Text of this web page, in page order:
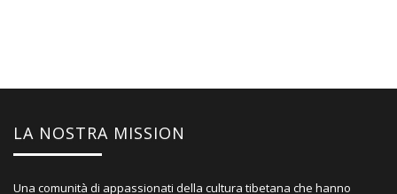
LA NOSTRA MISSION
Una comunità di appassionati della cultura tibetana che hanno